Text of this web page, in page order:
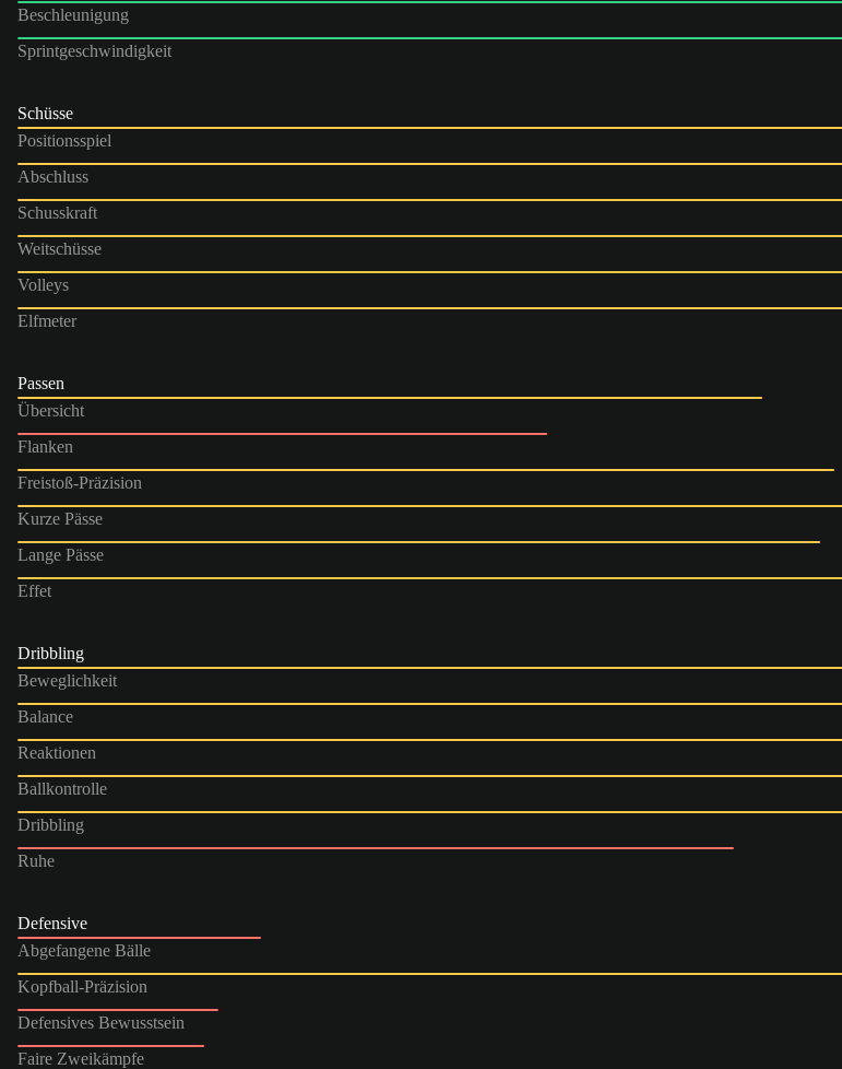
Beschleunigung
Sprintgeschwindigkeit
Schüsse
Positionsspiel
Abschluss
Schusskraft
Weitschüsse
Volleys
Elfmeter
Passen
Übersicht
Flanken
Freistoß-Präzision
Kurze Pässe
Lange Pässe
Effet
Dribbling
Beweglichkeit
Balance
Reaktionen
Ballkontrolle
Dribbling
Ruhe
Defensive
Abgefangene Bälle
Kopfball-Präzision
Defensives Bewusstsein
Faire Zweikämpfe